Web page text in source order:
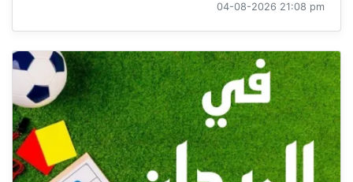
04-08-2026 21:08 pm